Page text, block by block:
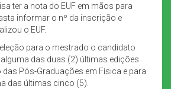
ter a nota do EUF em mãos para
informar o nº da inscrição e
o EUF.
para o mestrado o candidato
das duas (2) últimas edições
das Pós-Graduações em Física e para
das últimas cinco (5).